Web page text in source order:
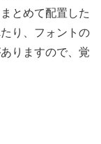
とめて配置した
り、フォントの
りますので、覚